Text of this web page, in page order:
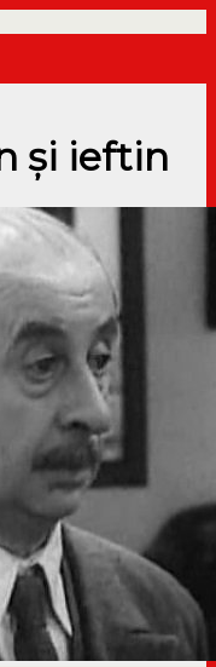
și ieftin